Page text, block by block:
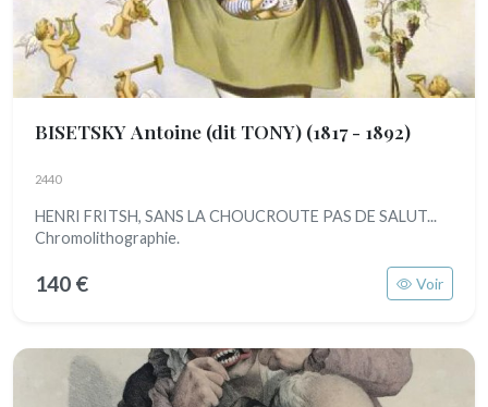
BISETSKY Antoine (dit TONY) (1817 - 1892)
2440
HENRI FRITSH, SANS LA CHOUCROUTE PAS DE SALUT...
Chromolithographie.
140 € Voir